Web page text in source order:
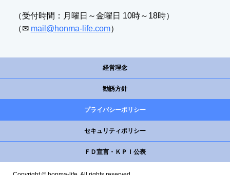
（受付時間：月曜日～金曜日 10時～18時）
（✉ mail@honma-life.com）
経営理念
勧誘方針
プライバシーポリシー
セキュリティポリシー
ＦＤ宣言・ＫＰＩ公表